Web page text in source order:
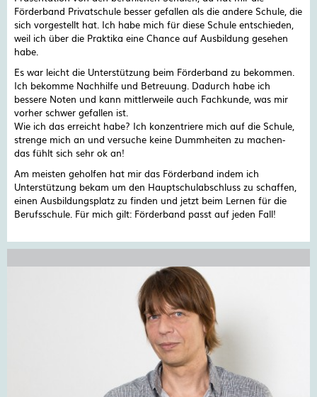
Förderband Privatschule besser gefallen als die andere Schule, die
sich vorgestellt hat. Ich habe mich für diese Schule entschieden,
weil ich über die Praktika eine Chance auf Ausbildung gesehen
habe.
Es war leicht die Unterstützung beim Förderband zu bekommen.
Ich bekomme Nachhilfe und Betreuung. Dadurch habe ich
bessere Noten und kann mittlerweile auch Fachkunde, was mir
vorher schwer gefallen ist.
Wie ich das erreicht habe? Ich konzentriere mich auf die Schule,
strenge mich an und versuche keine Dummheiten zu machen-
das fühlt sich sehr ok an!
Am meisten geholfen hat mir das Förderband indem ich
Unterstützung bekam um den Hauptschulabschluss zu schaffen,
einen Ausbildungsplatz zu finden und jetzt beim Lernen für die
Berufsschule. Für mich gilt: Förderband passt auf jeden Fall!